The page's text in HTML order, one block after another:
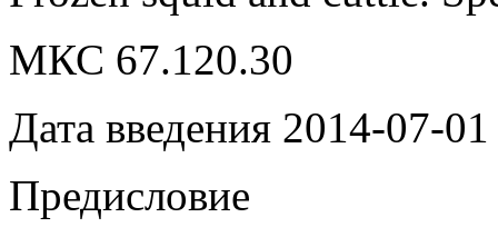
МКС 67.120.30
Дата введения 2014-07-01
Предисловие